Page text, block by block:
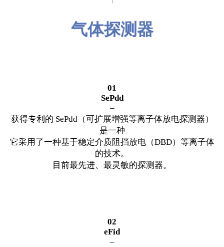
气体探测器
01
SePdd
–
获得专利的 SePdd（可扩展增强等离子体放电探测器）
是一种
它采用了一种基于稳定介质阻挡放电（DBD）等离子体
的技术。
目前最先进、最灵敏的探测器。
02
eFid
–